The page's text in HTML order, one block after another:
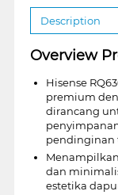
Description
Overview
Hisense
premium
dirancang
pendinginan
dan
estetika